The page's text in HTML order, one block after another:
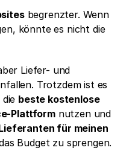
begrenzter. Wenn
könnte es nicht die
Liefer- und
Trotzdem ist es
beste kostenlose
Plattform nutzen und
für meinen
Budget zu sprengen.